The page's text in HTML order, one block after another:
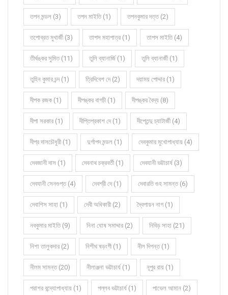
তপন মন্ডল (3) তপন মাইতি (1) তপনকুমার দত্ত (2)
তপোব্রত মুখার্জী (3) তাপস মহাপাত্র (1) তাপস মাইতি (4)
তীর্থঙ্কর সুমিত (11) তুলি ব্যানার্জি (1) তুলি ব্যানার্জী (1)
তুহিন কুমার চন্দ (1) ত্রিদিবেশ দে (2) দয়াময় পোদ্দার (1)
দীপক রজক (1) দীপঙ্কর বাগচী (1) দীপঙ্কর বৈদ্য (8)
দীপা সরকার (1) দীপ্তিপ্রকাশ দে (1) দীপ্তেন্দু চ্যাটার্জী (4)
দীপ্র দাসচৌধুরী (1) দুর্গাপদ মন্ডল (1) দেবকুমার মুখোপাধ্যায় (4)
দেবজানী দাস (1) দেবনাথ চক্রবর্তী (1) দেবযানী ভট্টাচার্য (3)
দেবযানী সেনগুপ্ত (4) দেবশ্রী দে (1) দেবারতি গুহ সামন্ত (6)
দেবাশিস সাহা (1) দেবী অধিকারী (2) দ্বৈপায়ন নাগ (1)
নবকুমার মাইতি (9) নিনা ঘোষ সমাদ্দার (2) নিবিড় সাহা (21)
নিশা তালুকদার (2) নিশীথ ষড়ংগী (1) নীল দিগন্ত (1)
নীলম সামন্ত (20) নীলাঞ্জনা ভট্টাচার্য (1) নূপুর রায় (1)
পরাশর বন্দ্যোপাধ্যায় (1) পল্লব ভট্টাচার্য (1) পাভেল আমান (2)